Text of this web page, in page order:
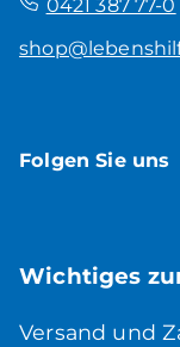
0421 387 77-0
Folgen Sie uns
Wichtiges
Versand und